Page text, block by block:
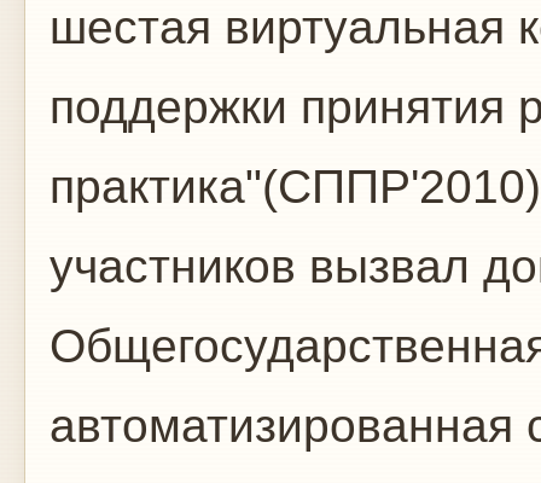
шестая виртуальная
поддержки принятия
участников вызвал
автоматизированная